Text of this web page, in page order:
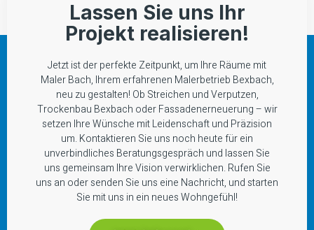
Lassen Sie uns Ihr
Projekt realisieren!
Jetzt ist der perfekte Zeitpunkt, um Ihre Räume mit
Maler Bach, Ihrem erfahrenen Malerbetrieb Bexbach,
neu zu gestalten! Ob Streichen und Verputzen,
Trockenbau Bexbach oder Fassadenerneuerung – wir
setzen Ihre Wünsche mit Leidenschaft und Präzision
um. Kontaktieren Sie uns noch heute für ein
unverbindliches Beratungsgespräch und lassen Sie
uns gemeinsam Ihre Vision verwirklichen. Rufen Sie
uns an oder senden Sie uns eine Nachricht, und starten
Sie mit uns in ein neues Wohngefühl!